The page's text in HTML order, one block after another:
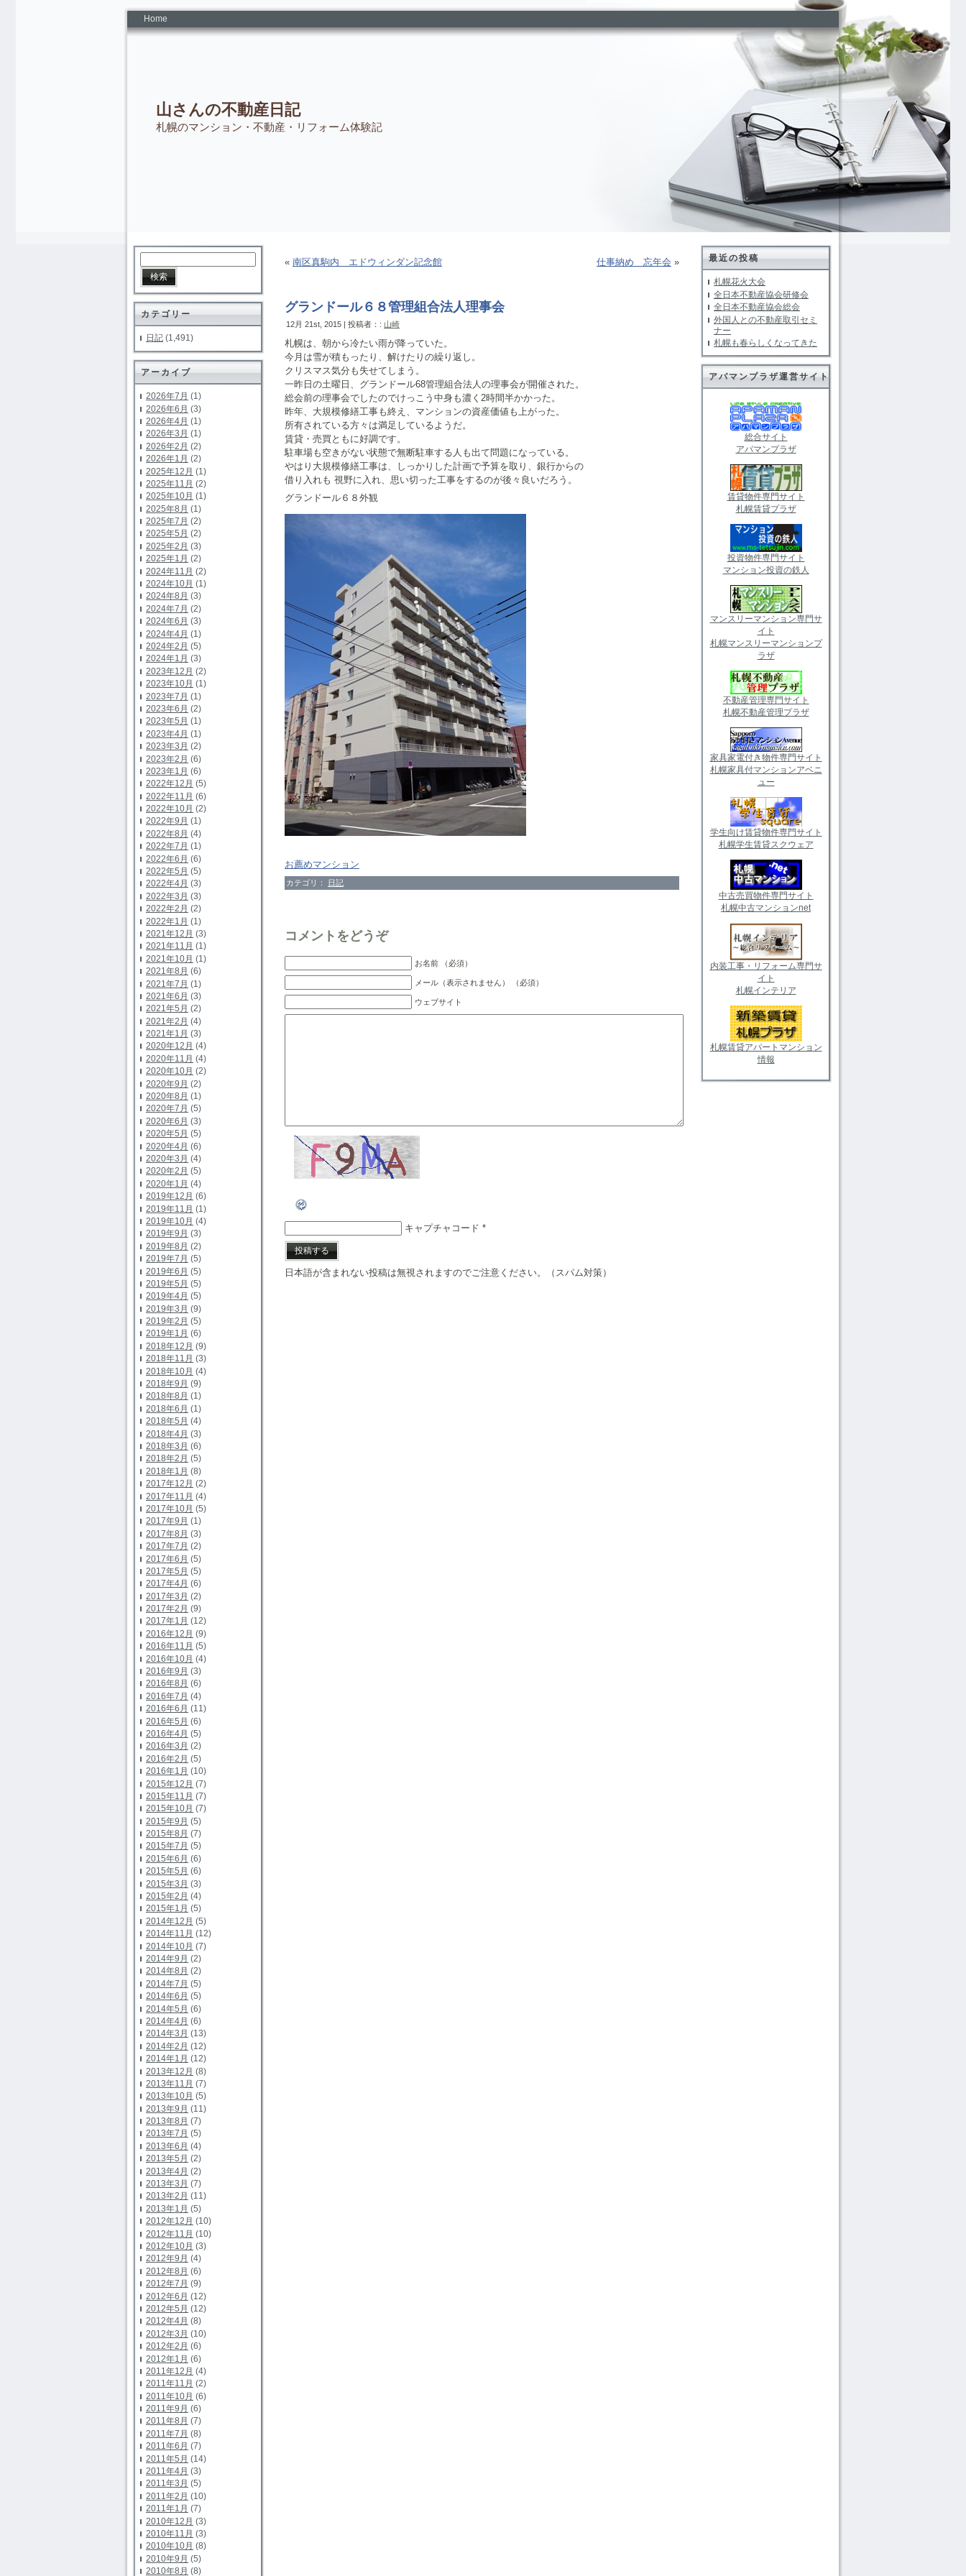
Home
山さんの不動産日記
札幌のマンション・不動産・リフォーム体験記
カテゴリー
日記 (1,491)
アーカイブ
2026年7月 (1)
2026年6月 (3)
2026年4月 (1)
2026年3月 (1)
2026年2月 (2)
2026年1月 (2)
2025年12月 (1)
2025年11月 (2)
2025年10月 (1)
2025年8月 (1)
2025年7月 (2)
2025年5月 (2)
2025年2月 (3)
2025年1月 (2)
2024年11月 (2)
2024年10月 (1)
2024年8月 (3)
2024年7月 (2)
2024年6月 (3)
2024年4月 (1)
2024年2月 (5)
2024年1月 (3)
2023年12月 (2)
2023年10月 (1)
2023年7月 (1)
2023年6月 (2)
2023年5月 (1)
2023年4月 (1)
2023年3月 (2)
2023年2月 (6)
2023年1月 (6)
2022年12月 (5)
2022年11月 (6)
2022年10月 (2)
2022年9月 (1)
2022年8月 (4)
2022年7月 (1)
2022年6月 (6)
2022年5月 (5)
2022年4月 (3)
2022年3月 (3)
2022年2月 (2)
2022年1月 (1)
2021年12月 (3)
2021年11月 (1)
2021年10月 (1)
2021年8月 (6)
2021年7月 (1)
2021年6月 (3)
2021年5月 (2)
2021年2月 (4)
2021年1月 (3)
2020年12月 (4)
2020年11月 (4)
2020年10月 (2)
2020年9月 (2)
2020年8月 (1)
2020年7月 (5)
2020年6月 (3)
2020年5月 (5)
2020年4月 (6)
2020年3月 (4)
2020年2月 (5)
2020年1月 (4)
2019年12月 (6)
2019年11月 (1)
2019年10月 (4)
2019年9月 (3)
2019年8月 (2)
2019年7月 (5)
2019年6月 (5)
2019年5月 (5)
2019年4月 (5)
2019年3月 (9)
2019年2月 (5)
2019年1月 (6)
2018年12月 (9)
2018年11月 (3)
2018年10月 (4)
2018年9月 (9)
2018年8月 (1)
2018年6月 (1)
2018年5月 (4)
2018年4月 (3)
2018年3月 (6)
2018年2月 (5)
2018年1月 (8)
2017年12月 (2)
2017年11月 (4)
2017年10月 (5)
2017年9月 (1)
2017年8月 (3)
2017年7月 (2)
2017年6月 (5)
2017年5月 (5)
2017年4月 (6)
2017年3月 (2)
2017年2月 (9)
2017年1月 (12)
2016年12月 (9)
2016年11月 (5)
2016年10月 (4)
2016年9月 (3)
2016年8月 (6)
2016年7月 (4)
2016年6月 (11)
2016年5月 (6)
2016年4月 (5)
2016年3月 (2)
2016年2月 (5)
2016年1月 (10)
2015年12月 (7)
2015年11月 (7)
2015年10月 (7)
2015年9月 (5)
2015年8月 (7)
2015年7月 (5)
2015年6月 (6)
2015年5月 (6)
2015年3月 (3)
2015年2月 (4)
2015年1月 (5)
2014年12月 (5)
2014年11月 (12)
2014年10月 (7)
2014年9月 (2)
2014年8月 (2)
2014年7月 (5)
2014年6月 (5)
2014年5月 (6)
2014年4月 (6)
2014年3月 (13)
2014年2月 (12)
2014年1月 (12)
2013年12月 (8)
2013年11月 (7)
2013年10月 (5)
2013年9月 (11)
2013年8月 (7)
2013年7月 (5)
2013年6月 (4)
2013年5月 (2)
2013年4月 (2)
2013年3月 (7)
2013年2月 (11)
2013年1月 (5)
2012年12月 (10)
2012年11月 (10)
2012年10月 (3)
2012年9月 (4)
2012年8月 (6)
2012年7月 (9)
2012年6月 (12)
2012年5月 (12)
2012年4月 (8)
2012年3月 (10)
2012年2月 (6)
2012年1月 (6)
2011年12月 (4)
2011年11月 (2)
2011年10月 (6)
2011年9月 (6)
2011年8月 (7)
2011年7月 (8)
2011年6月 (7)
2011年5月 (14)
2011年4月 (3)
2011年3月 (5)
2011年2月 (10)
2011年1月 (7)
2010年12月 (3)
2010年11月 (3)
2010年10月 (8)
2010年9月 (5)
2010年8月 (8)
« 南区真駒内 エドウィンダン記念館 仕事納め 忘年会 »
グランドール６８管理組合法人理事会
12月 21st, 2015 | 投稿者：: 山崎
札幌は、朝から冷たい雨が降っていた。
今月は雪が積もったり、解けたりの繰り返し。
クリスマス気分も失せてしまう。
一昨日の土曜日、グランドール68管理組合法人の理事会が開催された。
総会前の理事会でしたのでけっこう中身も濃く2時間半かかった。
昨年、大規模修繕工事も終え、マンションの資産価値も上がった。
所有されている方々は満足しているようだ。
賃貸・売買ともに好調です。
駐車場も空きがない状態で無断駐車する人も出て問題になっている。
やはり大規模修繕工事は、しっかりした計画で予算を取り、銀行からの
借り入れも 視野に入れ、思い切った工事をするのが後々良いだろう。
グランドール６８外観
お薦めマンション
カテゴリ： 日記
コメントをどうぞ
お名前 （必須）
メール（表示されません） （必須）
ウェブサイト
キャプチャコード *
日本語が含まれない投稿は無視されますのでご注意ください。（スパム対策）
最近の投稿
札幌花火大会
全日本不動産協会研修会
全日本不動産協会総会
外国人との不動産取引セミ
ナー
札幌も春らしくなってきた
アパマンプラザ運営サイト
総合サイト
アパマンプラザ
賃貸物件専門サイト
札幌賃貸プラザ
投資物件専門サイト
マンション投資の鉄人
マンスリーマンション専門サ
イト
札幌マンスリーマンションプ
ラザ
不動産管理専門サイト
札幌不動産管理プラザ
家具家電付き物件専門サイト
札幌家具付マンションアベニ
ュー
学生向け賃貸物件専門サイト
札幌学生賃貸スクウェア
中古売買物件専門サイト
札幌中古マンションnet
内装工事・リフォーム専門サ
イト
札幌インテリア
札幌賃貸アパートマンション
情報